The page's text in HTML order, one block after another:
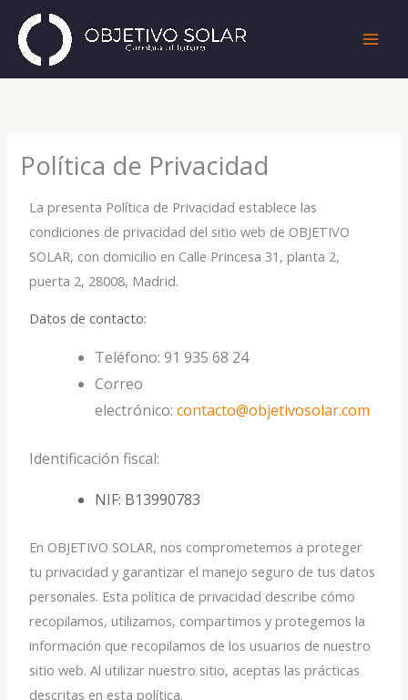
contenido
Política de Privacidad
La presenta Política de Privacidad establece las
condiciones de privacidad del sitio web de OBJETIVO
SOLAR, con domicilio en Calle Princesa 31, planta 2,
puerta 2, 28008, Madrid.
Datos de contacto:
Teléfono: 91 935 68 24
Correo
electrónico:contacto@objetivosolar.com
Identificación fiscal:
NIF: B13990783
En OBJETIVO SOLAR, nos comprometemos a proteger
tu privacidad y garantizar el manejo seguro de tus datos
personales. Esta política de privacidad describe cómo
recopilamos, utilizamos, compartimos y protegemos la
información que recopilamos de los usuarios de nuestro
sitio web. Al utilizar nuestro sitio, aceptas las prácticas
descritas en esta política.